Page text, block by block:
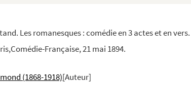
Les romanesques : comédie en 3 actes et en vers.
Française, 21 mai 1894.
(1868-1918)[Auteur]